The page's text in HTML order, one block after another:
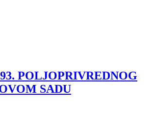
POLJOPRIVREDNOG
SADU